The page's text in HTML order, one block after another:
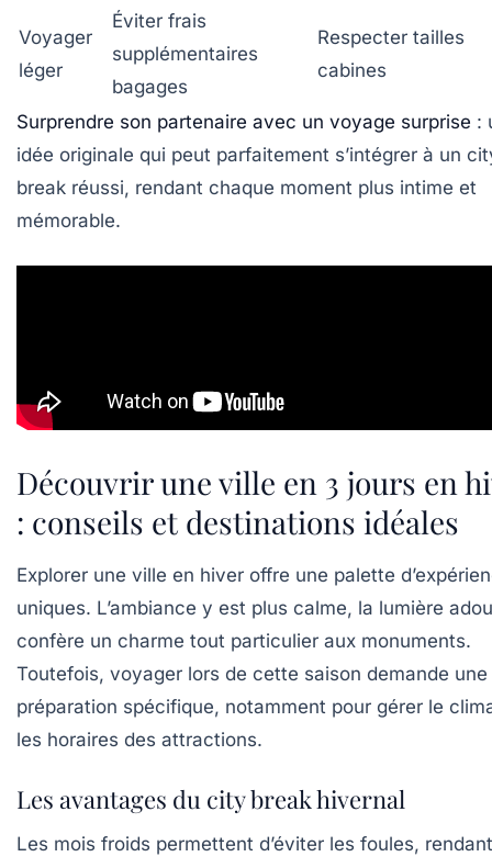
Voyager
léger
Éviter frais
supplémentaires
bagages
Respecter tailles
cabines
Surprendre son partenaire avec un voyage surprise :
idée originale qui peut parfaitement s’intégrer à un
break réussi, rendant chaque moment plus intime et
mémorable.
Découvrir une ville en 3 jours en
: conseils et destinations idéales
Explorer une ville en hiver offre une palette
uniques. L’ambiance y est plus calme, la lumière
confère un charme tout particulier aux monuments.
Toutefois, voyager lors de cette saison demande une
préparation spécifique, notamment pour gérer le
les horaires des attractions.
Les avantages du city break hivernal
Les mois froids permettent d’éviter les foules,